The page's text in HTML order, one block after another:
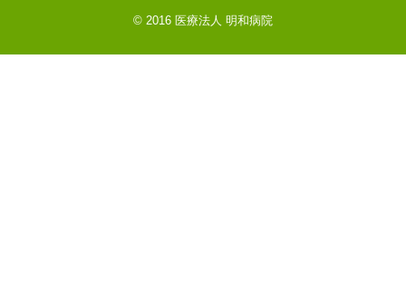
© 2016 医療法人 明和病院